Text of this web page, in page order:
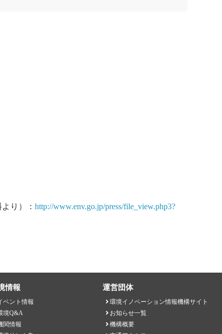
より）：http://www.env.go.jp/press/file_view.php3?
情報
ベント情報
境Q&A
関情報
運営団体
環境イノベーション情報機構サイト
お知らせ一覧
機構概要